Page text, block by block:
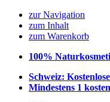
zur Navigation
zum Inhalt
zum Warenkorb
100%
Schweiz:
Mindestens 1